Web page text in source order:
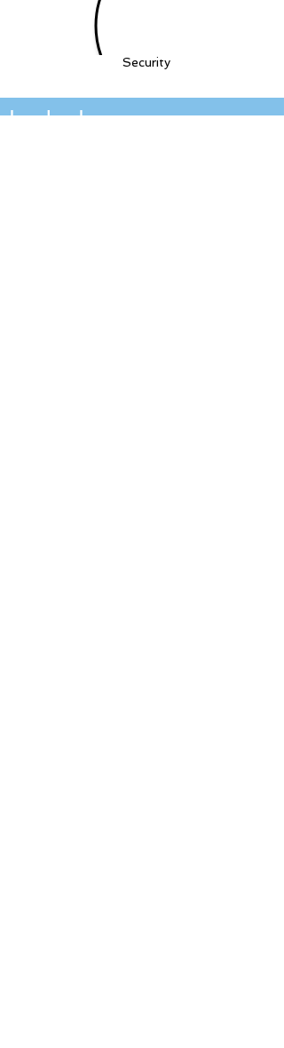
Security
اتصل بنا